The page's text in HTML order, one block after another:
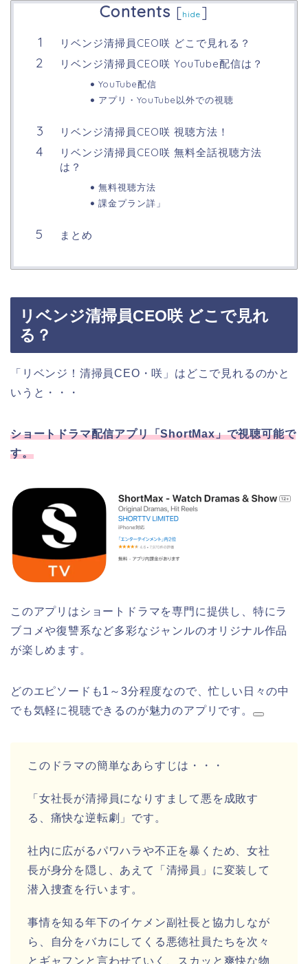
Contents [hide ]
リベンジ清掃員CEO咲 どこで見れる？
リベンジ清掃員CEO咲 YouTube配信は？
YouTube配信
アプリ・YouTube以外での視聴
リベンジ清掃員CEO咲 視聴方法！
リベンジ清掃員CEO咲 無料全話視聴方法
は？
無料視聴方法
課金プラン詳」
まとめ
リベンジ清掃員CEO咲 どこで見れ
る？
「リベンジ！清掃員CEO・咲」はどこで見れるのかと
いうと・・・
ショートドラマ配信アプリ「ShortMax」で視聴可能で
す。
このアプリはショートドラマを専門に提供し、特にラ
ブコメや復讐系など多彩なジャンルのオリジナル作品
が楽しめます。
どのエピソードも1～3分程度なので、忙しい日々の中
でも気軽に視聴できるのが魅力のアプリです。
このドラマの簡単なあらすじは・・・
「女社長が清掃員になりすまして悪を成敗す
る、痛快な逆転劇」です。
社内に広がるパワハラや不正を暴くため、女社
長が身分を隠し、あえて「清掃員」に変装して
潜入捜査を行います。
事情を知る年下のイケメン副社長と協力しなが
ら、自分をバカにしてくる悪徳社員たちを次々
とギャフンと言わせていく、スカッと爽快な物